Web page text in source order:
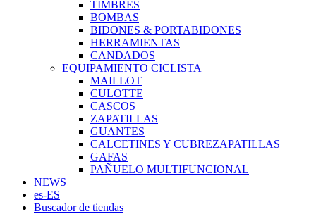
TIMBRES
BOMBAS
BIDONES & PORTABIDONES
HERRAMIENTAS
CANDADOS
EQUIPAMIENTO CICLISTA
MAILLOT
CULOTTE
CASCOS
ZAPATILLAS
GUANTES
CALCETINES Y CUBREZAPATILLAS
GAFAS
PAÑUELO MULTIFUNCIONAL
NEWS
es-ES
Buscador de tiendas